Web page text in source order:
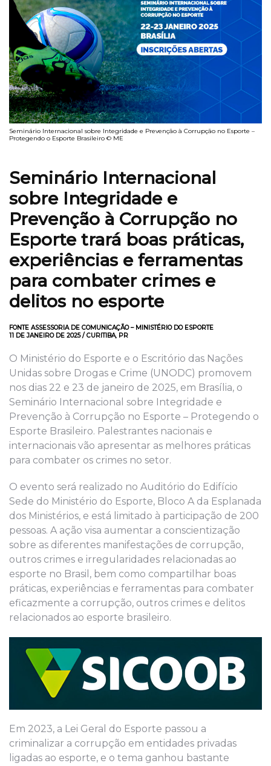
Seminário Internacional sobre Integridade e Prevenção à Corrupção no Esporte –
Protegendo o Esporte Brasileiro © ME
Seminário Internacional
sobre Integridade e
Prevenção à Corrupção no
Esporte trará boas práticas,
experiências e ferramentas
para combater crimes e
delitos no esporte
FONTE ASSESSORIA DE COMUNICAÇÃO – MINISTÉRIO DO ESPORTE
11 DE JANEIRO DE 2025 / CURITIBA, PR
O Ministério do Esporte e o Escritório das Nações
Unidas sobre Drogas e Crime (UNODC) promovem
nos dias 22 e 23 de janeiro de 2025, em Brasília, o
Seminário Internacional sobre Integridade e
Prevenção à Corrupção no Esporte – Protegendo o
Esporte Brasileiro. Palestrantes nacionais e
internacionais vão apresentar as melhores práticas
para combater os crimes no setor.
O evento será realizado no Auditório do Edifício
Sede do Ministério do Esporte, Bloco A da Esplanada
dos Ministérios, e está limitado à participação de 200
pessoas. A ação visa aumentar a conscientização
sobre as diferentes manifestações de corrupção,
outros crimes e irregularidades relacionadas ao
esporte no Brasil, bem como compartilhar boas
práticas, experiências e ferramentas para combater
eficazmente a corrupção, outros crimes e delitos
relacionados ao esporte brasileiro.
Em 2023, a Lei Geral do Esporte passou a
criminalizar a corrupção em entidades privadas
ligadas ao esporte, e o tema ganhou bastante